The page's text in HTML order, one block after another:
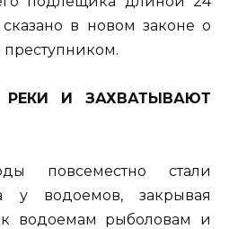
в новом законе о
преступником.
И ЗАХВАТЫВАЮТ
повсеместно стали
у водоемов, закрывая
водоемам рыболовам и